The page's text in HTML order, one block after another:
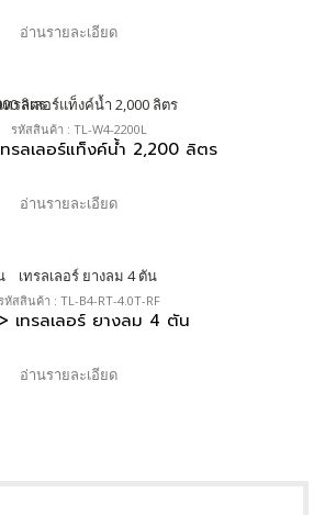
อ่านรายละเอียด
รหัสสินค้า : TL-W4-2200L
ทรลเลอร์แท็งค์น้ำ 2,200 ลิตร
อ่านรายละเอียด
หัสสินค้า : TL-B4-RT-4.0T-RF
เทรลเลอร์ ยางลม 4 ตัน
อ่านรายละเอียด